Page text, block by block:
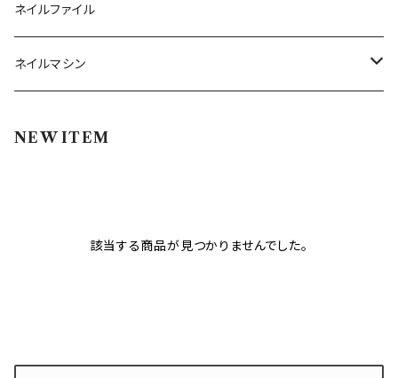
エフェクトジェル
ツール
パウダー
ストーン
まつげ
グルー/リムーバー
ネイルファイル
ネイルマシン
NEW ITEM
該当する商品が見つかりませんでした。